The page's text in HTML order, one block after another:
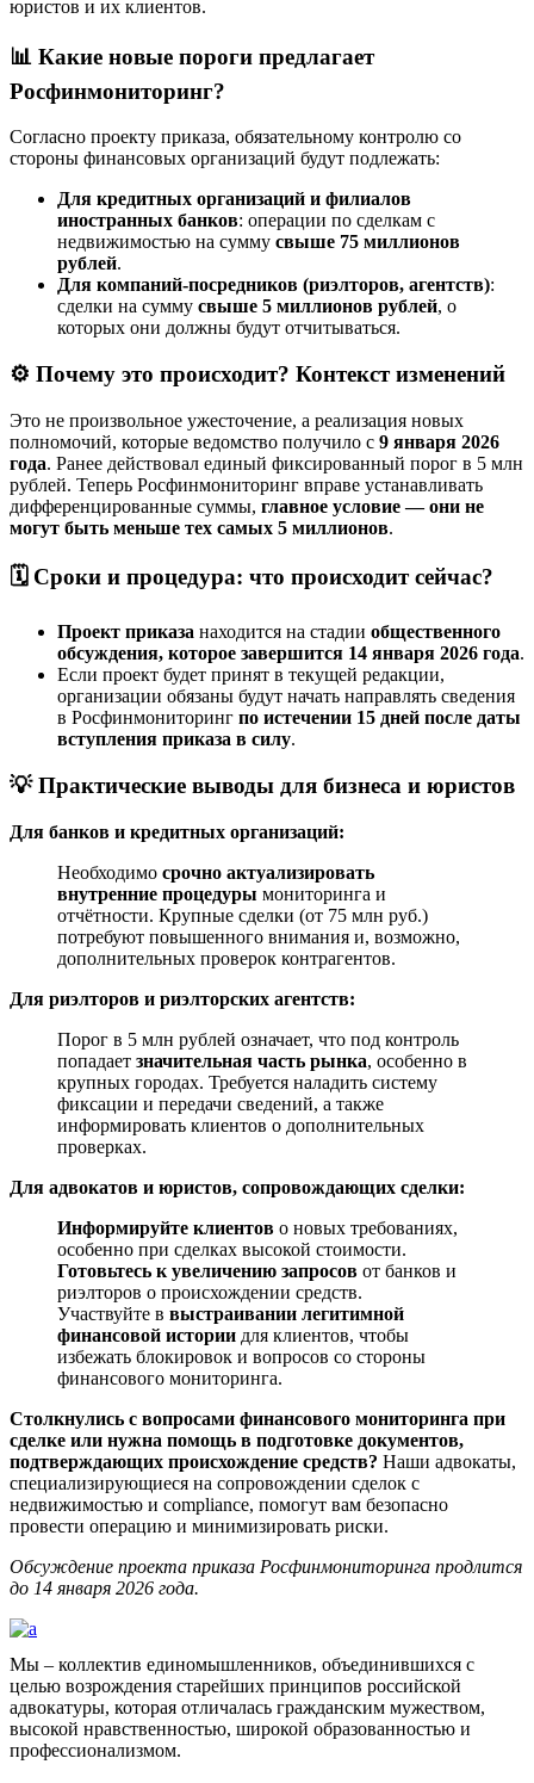
юристов и их клиентов.
📊 Какие новые пороги предлагает
Росфинмониторинг?
Согласно проекту приказа, обязательному контролю со
стороны финансовых организаций будут подлежать:
Для кредитных организаций и филиалов
иностранных банков: операции по сделкам с
недвижимостью на сумму свыше 75 миллионов
рублей.
Для компаний-посредников (риэлторов, агентств):
сделки на сумму свыше 5 миллионов рублей, о
которых они должны будут отчитываться.
⚙️ Почему это происходит? Контекст изменений
Это не произвольное ужесточение, а реализация новых
полномочий, которые ведомство получило с 9 января 2026
года. Ранее действовал единый фиксированный порог в 5 млн
рублей. Теперь Росфинмониторинг вправе устанавливать
дифференцированные суммы, главное условие — они не
могут быть меньше тех самых 5 миллионов.
🗓️ Сроки и процедура: что происходит сейчас?
Проект приказа находится на стадии общественного
обсуждения, которое завершится 14 января 2026 года.
Если проект будет принят в текущей редакции,
организации обязаны будут начать направлять сведения
в Росфинмониторинг по истечении 15 дней после даты
вступления приказа в силу.
💡Практические выводы для бизнеса и юристов
Для банков и кредитных организаций:
Необходимо срочно актуализировать
внутренние процедуры мониторинга и
отчётности. Крупные сделки (от 75 млн руб.)
потребуют повышенного внимания и, возможно,
дополнительных проверок контрагентов.
Для риэлторов и риэлторских агентств:
Порог в 5 млн рублей означает, что под контроль
попадает значительная часть рынка, особенно в
крупных городах. Требуется наладить систему
фиксации и передачи сведений, а также
информировать клиентов о дополнительных
проверках.
Для адвокатов и юристов, сопровождающих сделки:
Информируйте клиентов о новых требованиях,
особенно при сделках высокой стоимости.
Готовьтесь к увеличению запросов от банков и
риэлторов о происхождении средств.
Участвуйте в выстраивании легитимной
финансовой истории для клиентов, чтобы
избежать блокировок и вопросов со стороны
финансового мониторинга.
Столкнулись с вопросами финансового мониторинга при
сделке или нужна помощь в подготовке документов,
подтверждающих происхождение средств? Наши адвокаты,
специализирующиеся на сопровождении сделок с
недвижимостью и compliance, помогут вам безопасно
провести операцию и минимизировать риски.
Обсуждение проекта приказа Росфинмониторинга продлится
до 14 января 2026 года.
Мы – коллектив единомышленников, объединившихся с
целью возрождения старейших принципов российской
адвокатуры, которая отличалась гражданским мужеством,
высокой нравственностью, широкой образованностью и
профессионализмом.